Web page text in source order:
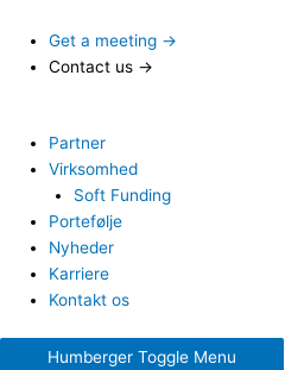
Get a meeting →
Contact us →
Partner
Virksomhed
Soft Funding
Portefølje
Nyheder
Karriere
Kontakt os
Humberger Toggle Menu